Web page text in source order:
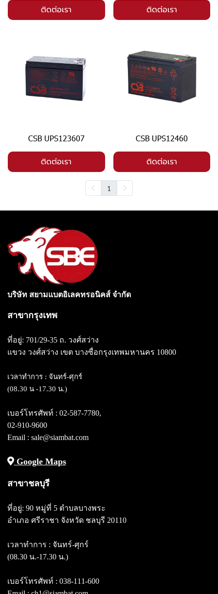
ติดต่อเรา ติดต่อเรา
CSB UPS123607
ติดต่อเรา
CSB UPS12460
ติดต่อเรา
1
บริษัท สยามแบตอิเลคทรอนิคส์ จำกัด
สาขากรุงเทพ
ที่อยู่: 701/29-35 ถ. วงศ์สว่าง
แขวง วงศ์สว่าง เขต บางซื่อกรุงเทพมหานคร 10800
เวลาทำการ : จันทร์-ศุกร์
(08.30 น -17.30 น.)
เบอร์โทรศัพท์ : 02-587-7780,
02-910-9600
Email : sale@siambat.com
Google Maps
สาขาชลบุรี
ที่อยู่: 90 หมู่ที่ 5 ตำบลบางพระ
อำเภอ ศรีราชา จังหวัด ชลบุรี 20110
เวลาทำการ : จันทร์-ศุกร์
(08.30 น.-17.30 น.)
เบอร์โทรศัพท์ : 038-111-600